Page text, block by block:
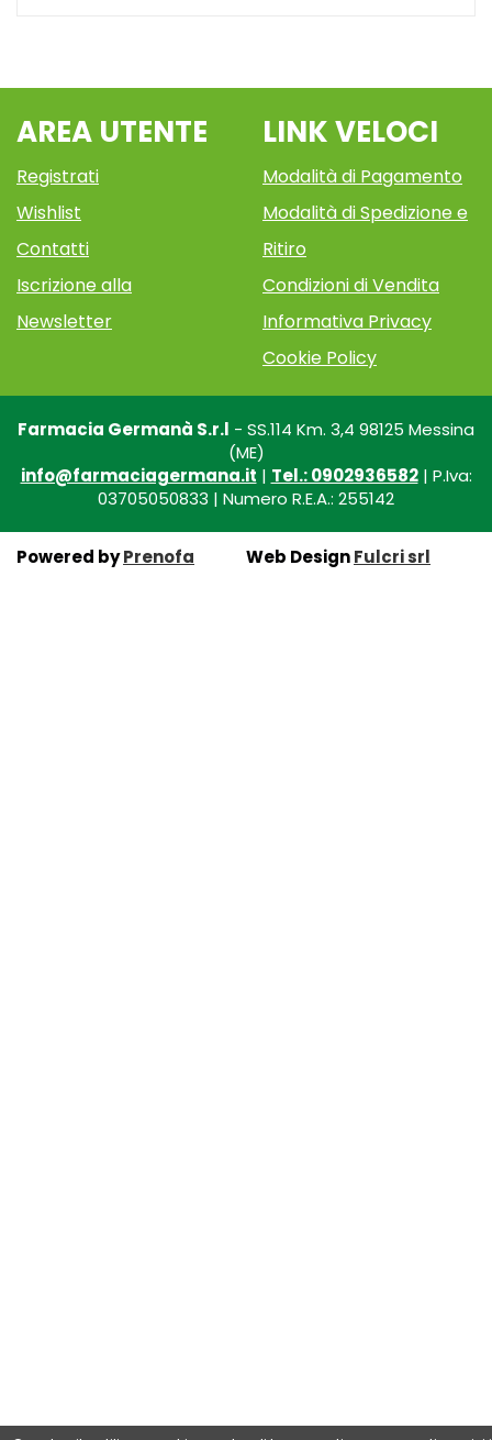
AREA UTENTE
Registrati
Wishlist
Contatti
Iscrizione alla
Newsletter
LINK VELOCI
Modalità di Pagamento
Modalità di Spedizione e
Ritiro
Condizioni di Vendita
Informativa Privacy
Cookie Policy
Farmacia Germanà S.r.l - SS.114 Km. 3,4 98125 Messina
(ME)
info@farmaciagermana.it | Tel.: 0902936582| P.Iva:
03705050833 | Numero R.E.A.: 255142
Powered byPrenofa Web DesignFulcri srl